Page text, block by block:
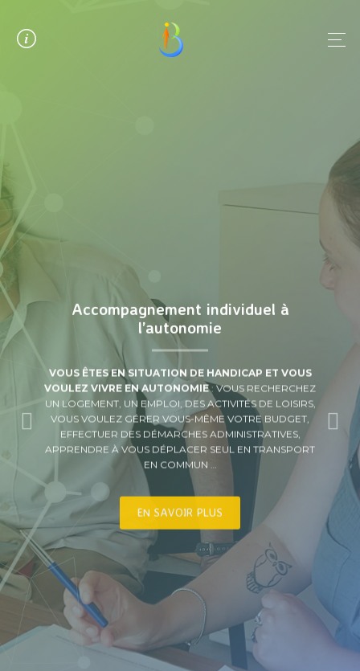
Accompagnement individuel à
l’autonomie
VOUS ÊTES EN SITUATION DE HANDICAP ET VOUS
VOULEZ VIVRE EN AUTONOMIE: VOUS RECHERCHEZ
UN LOGEMENT, UN EMPLOI, DES ACTIVITÉS DE LOISIRS,
VOUS VOULEZ GÉRER VOUS-MÊME VOTRE BUDGET,
EFFECTUER DES DÉMARCHES ADMINISTRATIVES,
APPRENDRE À VOUS DÉPLACER SEUL EN TRANSPORT
EN COMMUN …
EN SAVOIR PLUS